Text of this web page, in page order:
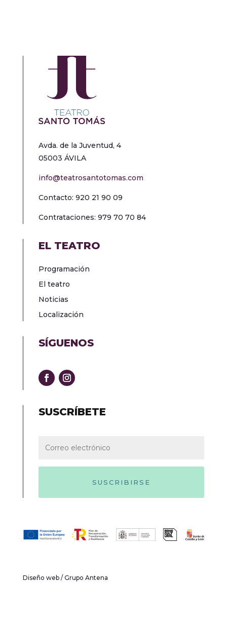
Avda. de la Juventud, 4
05003 ÁVILA
info@teatrosantotomas.com
Contacto: 920 21 90 09
Contrataciones: 979 70 70 84
EL TEATRO
Programación
El teatro
Noticias
Localización
SÍGUENOS
SUSCRÍBETE
SUSCRIBIRSE
Diseño web / Grupo Antena